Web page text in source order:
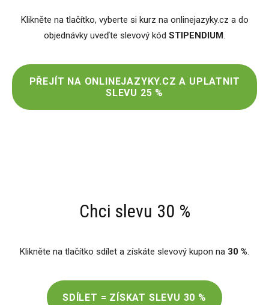
Klikněte na tlačítko, vyberte si kurz na onlinejazyky.cz a do
objednávky uveďte slevový kód STIPENDIUM.
PŘEJÍT NA ONLINEJAZYKY.CZ A UPLATNIT
SLEVU 25 %
Chci slevu 30 %
Klikněte na tlačítko sdílet a získáte slevový kupon na 30 %
SDÍLET = ZÍSKAT SLEVU 30 %